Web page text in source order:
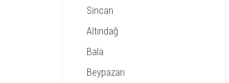
Sincan
Altındağ
Bala
Beypazarı